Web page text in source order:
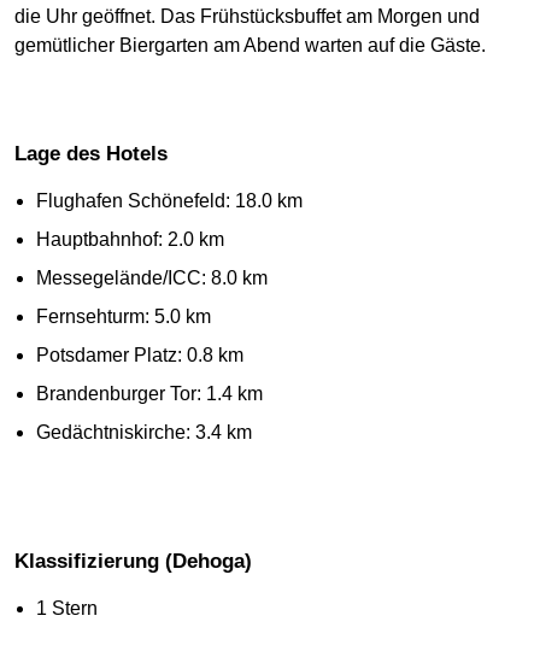
die Uhr geöffnet. Das Frühstücksbuffet am Morgen und
gemütlicher Biergarten am Abend warten auf die Gäste.
Lage des Hotels
Flughafen Schönefeld: 18.0 km
Hauptbahnhof: 2.0 km
Messegelände/ICC: 8.0 km
Fernsehturm: 5.0 km
Potsdamer Platz: 0.8 km
Brandenburger Tor: 1.4 km
Gedächtniskirche: 3.4 km
Klassifizierung (Dehoga)
1 Stern